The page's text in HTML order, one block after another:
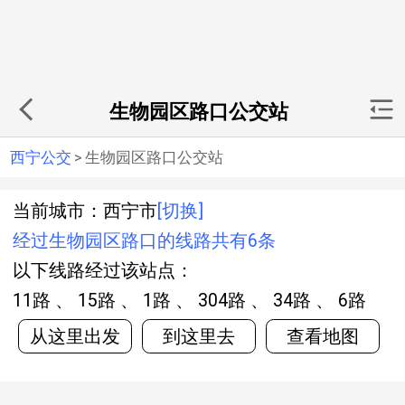
生物园区路口公交站
西宁公交 > 生物园区路口公交站
当前城市：西宁市 [切换]
经过生物园区路口的线路共有6条
以下线路经过该站点：
11路 、 15路 、 1路 、 304路 、 34路 、 6路
从这里出发
到这里去 查看地图